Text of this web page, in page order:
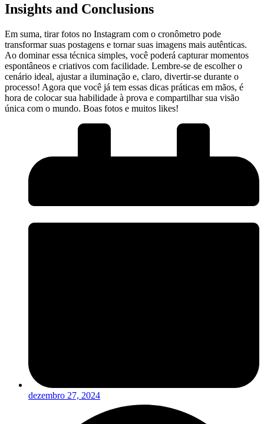
Insights and Conclusions
Em suma,⁢ tirar⁣ fotos no‍ Instagram ⁣com o​ cronômetro pode
‌transformar suas postagens e tornar suas imagens mais autênticas.
Ao dominar ⁤essa técnica simples, você poderá capturar ⁣momentos
espontâneos e ⁣criativos com facilidade. ⁣Lembre-se de escolher ​o
cenário ideal, ajustar a ⁢iluminação​ e, claro, divertir-se ⁤durante o
processo! Agora que você‌ já tem essas dicas ​práticas em mãos, é
‌hora de colocar⁣ sua habilidade à prova e⁣ compartilhar sua ⁤visão
única com ⁢o mundo. Boas fotos e muitos likes!
dezembro 27, 2024